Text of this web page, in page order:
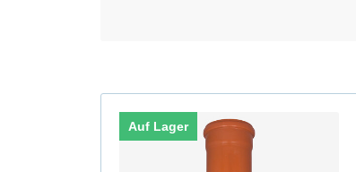
Auf Lager